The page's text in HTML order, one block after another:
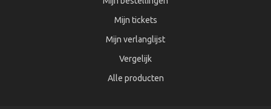
Mijn tickets
Mijn verlanglijst
Vergelijk
Alle producten